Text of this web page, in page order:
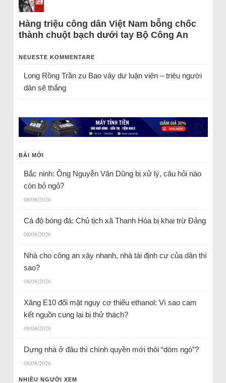
Hàng triệu công dân Việt Nam bỗng chốc
thành chuột bạch dưới tay Bộ Công An
NEUESTE KOMMENTARE
Long Rồng Trầnzu Bao vây dư luận viên – triệu người
dân sẽ thắng
BÀI MỚI
Bắc ninh: Ông Nguyễn Văn Dũng bị xử lý, câu hỏi nào
còn bỏ ngỏ?
08/08/2026
Cá độ bóng đá: Chủ tịch xã Thanh Hóa bị khai trừ Đảng
08/08/2026
Nhà cho công an xây nhanh, nhà tái định cư của dân thì
sao?
08/08/2026
Xăng E10 đối mặt nguy cơ thiếu ethanol: Vì sao cam
kết nguồn cung lại bị thử thách?
08/08/2026
Dựng nhà ở đâu thì chính quyền mới thôi “dòm ngó”?
08/08/2026
NHIỀU NGƯỜI XEM